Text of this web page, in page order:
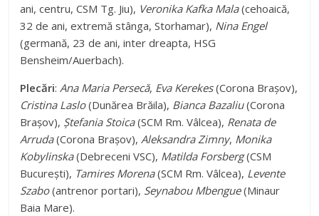
ani, centru, CSM Tg. Jiu), Veronika Kafka Mala(cehoaică,
32 de ani, extremă stânga, Storhamar), Nina Engel
(germană, 23 de ani, inter dreapta, HSG
Bensheim/Auerbach).
Plecări:Ana Maria Persecă, Eva Kerekes(Corona Brașov),
Cristina Laslo(Dunărea Brăila), Bianca Bazaliu(Corona
Brașov), Ștefania Stoica(SCM Rm. Vâlcea), Renata de
Arruda(Corona Brașov),Aleksandra Zimny, Monika
Kobylinska(Debreceni VSC), Matilda Forsberg(CSM
București), Tamires Morena(SCM Rm. Vâlcea), Levente
Szabo(antrenor portari), Seynabou Mbengue(Minaur
Baia Mare).